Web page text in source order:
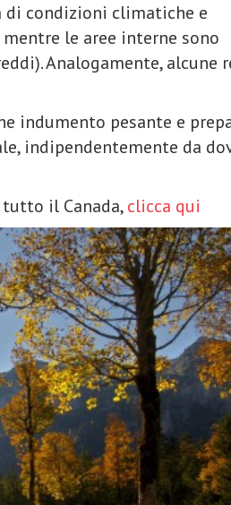
di condizioni climatiche e
le aree interne sono
Analogamente, alcune
indumento pesante e
indipendentemente da
il Canada,clicca qui